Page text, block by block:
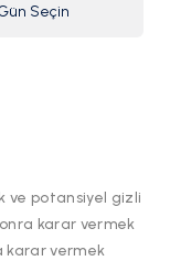
Seçin
ve potansiyel gizli
karar vermek
karar vermek